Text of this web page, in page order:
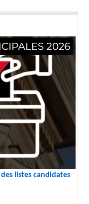
listes candidates